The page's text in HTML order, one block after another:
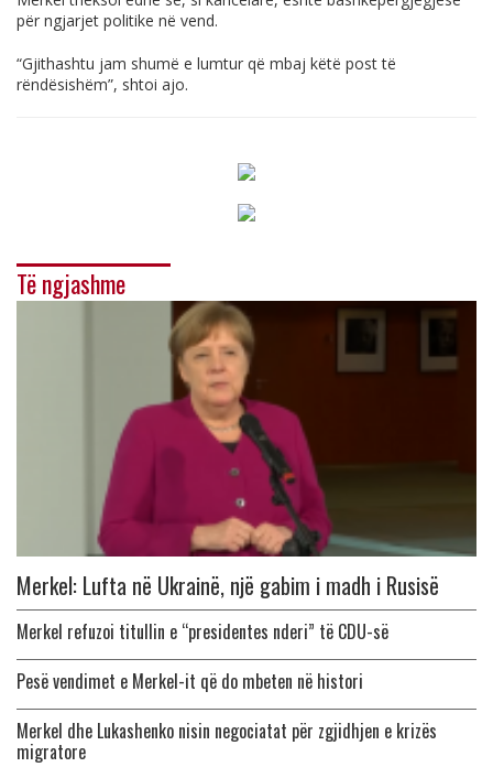
për ngjarjet politike në vend.
“Gjithashtu jam shumë e lumtur që mbaj këtë post të
rëndësishëm”, shtoi ajo.
Të ngjashme
Merkel: Lufta në Ukrainë, një gabim i madh i Rusisë
Merkel refuzoi titullin e “presidentes nderi” të CDU-së
Pesë vendimet e Merkel-it që do mbeten në histori
Merkel dhe Lukashenko nisin negociatat për zgjidhjen e krizës
migratore